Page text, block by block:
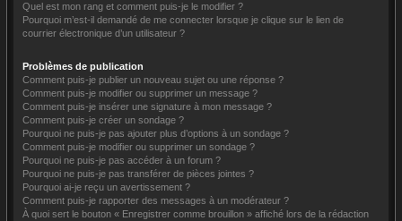
Quel est mon rang et comment puis-je le modifier ?
Pourquoi m’est-il demandé de me connecter lorsque je clique sur le lien de
courrier électronique d’un utilisateur ?
Problèmes de publication
Comment puis-je publier un nouveau sujet ou une réponse ?
Comment puis-je modifier ou supprimer un message ?
Comment puis-je insérer une signature à mon message ?
Comment puis-je créer un sondage ?
Pourquoi ne puis-je pas ajouter plus d’options à un sondage ?
Comment puis-je modifier ou supprimer un sondage ?
Pourquoi ne puis-je pas accéder à un forum ?
Pourquoi ne puis-je pas transférer de pièces jointes ?
Pourquoi ai-je reçu un avertissement ?
Comment puis-je rapporter des messages à un modérateur ?
À quoi sert le bouton « Enregistrer comme brouillon » affiché lors de la rédaction